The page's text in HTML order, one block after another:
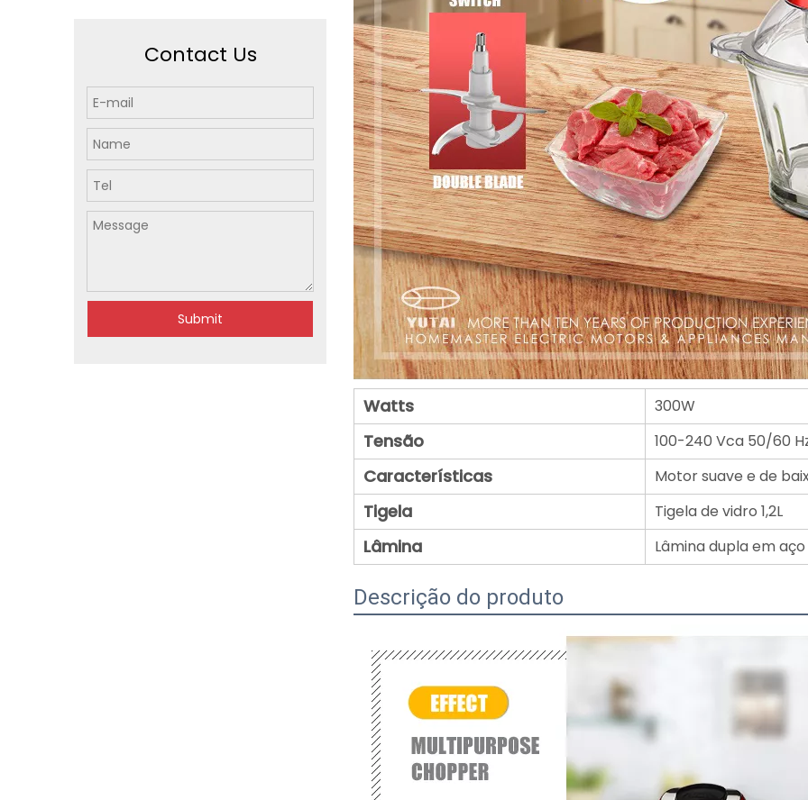
Contact Us
Submit
Watts 300W
Tensão 100-240 Vca 50/60
Características Motor suave e de
Tigela Tigela de vidro 1,2L
Lâmina Lâmina dupla em
Descrição do produto